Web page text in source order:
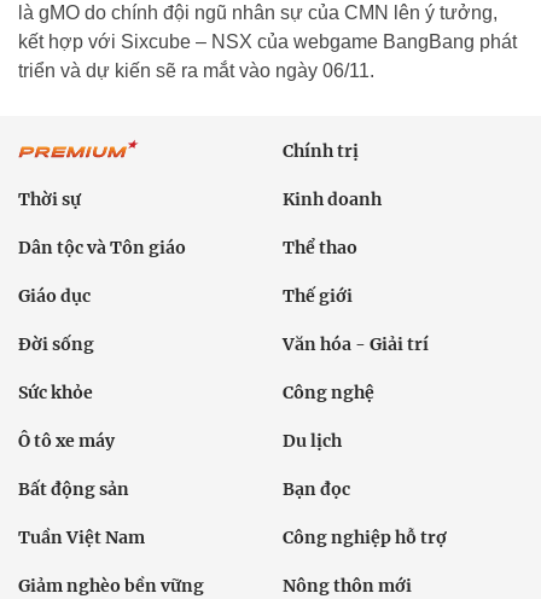
là gMO do chính đội ngũ nhân sự của CMN lên ý tưởng,
kết hợp với Sixcube – NSX của webgame BangBang phát
triển và dự kiến sẽ ra mắt vào ngày 06/11.
Chính trị
Thời sự Kinh doanh
Dân tộc và Tôn giáo Thể thao
Giáo dục Thế giới
Đời sống Văn hóa - Giải trí
Sức khỏe Công nghệ
Ô tô xe máy Du lịch
Bất động sản Bạn đọc
Tuần Việt Nam Công nghiệp hỗ trợ
Giảm nghèo bền vững Nông thôn mới